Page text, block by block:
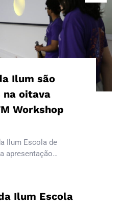
Ilum são
oitava
Workshop
Ilum Escola de
apresentação…
Ilum Escola